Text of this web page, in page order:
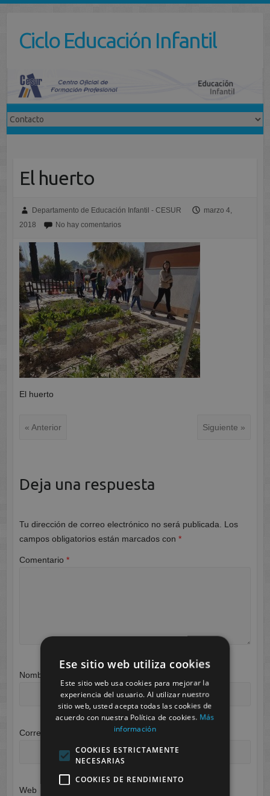
contenidoCiclo Educación Infantil
El huerto
Departamento de Educación Infantil - CESUR
marzo 4,
2018
No hay comentarios
El huerto
« Anterior Siguiente »
Deja una respuesta
Tu dirección de correo electrónico no será publicada.
Los
campos obligatorios están marcados con *
Comentario *
Nombre
Correo electrónico
Web
Ese sitio web utiliza cookies
Este sitio web usa cookies para mejorar la
experiencia del usuario. Al utilizar nuestro
sitio web, usted acepta todas las cookies de
acuerdo con nuestra Política de cookies. Más
información
COOKIES ESTRICTAMENTE
NECESARIAS
COOKIES DE RENDIMIENTO